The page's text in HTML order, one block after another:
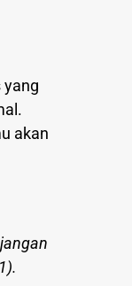
yang
akan